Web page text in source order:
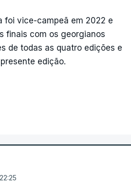
foi vice-campeã em 2022 e
finais com os georgianos
de todas as quatro edições e
edição.